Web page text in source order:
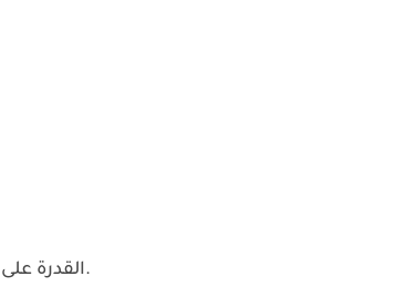
القدرة على تطوير أداء المعلمين ورفع مستوى التحصيل الدراسي.